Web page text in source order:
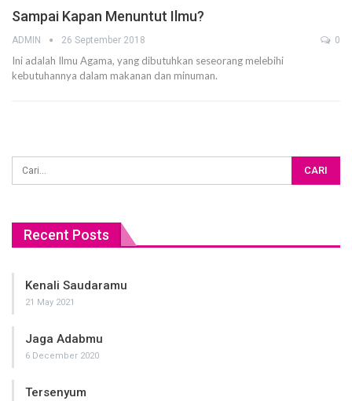
Sampai Kapan Menuntut Ilmu?
ADMIN 26 September 2018 0
Ini adalah Ilmu Agama, yang dibutuhkan seseorang melebihi
kebutuhannya dalam makanan dan minuman.
Recent Posts
Kenali Saudaramu
21 May 2021
Jaga Adabmu
6 December 2020
Tersenyum